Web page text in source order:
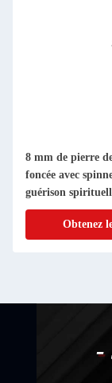
8 mm de pierre
foncée avec
guérison
bracelet à perles
Obtenez
-